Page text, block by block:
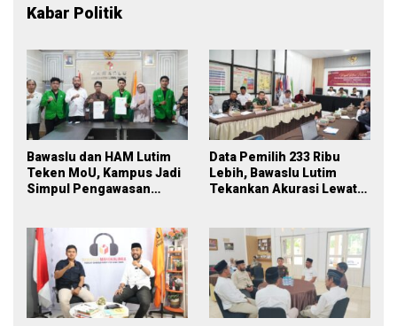
Kabar Politik
Bawaslu dan HAM Lutim
Teken MoU, Kampus Jadi
Simpul Pengawasan
Data Pemilih 233 Ribu
Lebih, Bawaslu Lutim
Tekankan Akurasi Lewat